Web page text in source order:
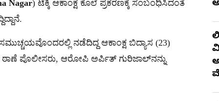
Nagar) ಟೆಕ್ಕಿ ಆಕಾಂಕ್ಷ ಕೊಲೆ ಪ್ರಕರಣಕ್ಕೆ ಸಂಬಂಧಿಸಿದಂತೆ
ನಡೆದಿದ್ದ ಆಕಾಂಕ್ಷ ಬಿದ್ಯಾಸ‌ (23)
ಪೊಲೀಸರು, ಆರೋಪಿ ಅರ್ಪಿತ್ ಗುರಿಜಾಲ್‌ನನ್ನು